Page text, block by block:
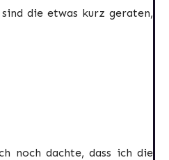
die etwas kurz geraten,
noch dachte, dass ich die